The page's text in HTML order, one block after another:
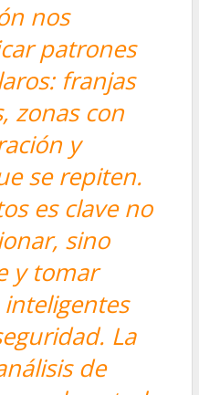
nos
patrones
franjas
zonas con
y
se repiten.
es clave no
sino
y tomar
La
de